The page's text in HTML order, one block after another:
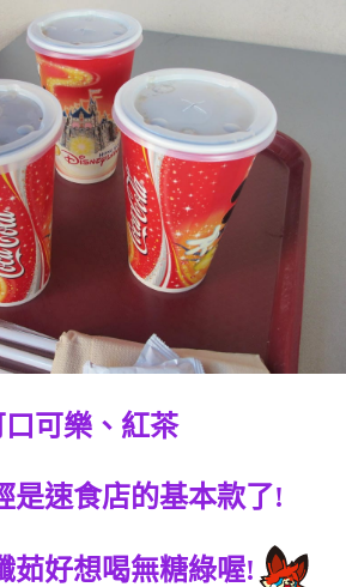
口可樂、紅茶
是速食店的基本款了!
茹好想喝無糖綠喔!